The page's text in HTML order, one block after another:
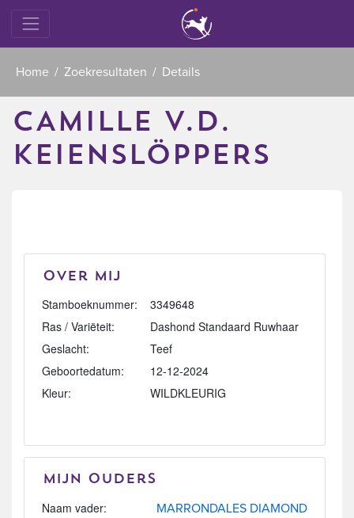
Home Zoekresultaten Details
CAMILLE V.D.
KEIENSLÖPPERS
Over mij
Stamboeknummer:
3349648
Ras / Variëteit:
Dashond Standaard Ruwhaar
Geslacht:
Teef
Geboortedatum:
12-12-2024
Kleur:
WILDKLEURIG
Mijn Ouders
Naam vader:
MARRONDALES DIAMOND